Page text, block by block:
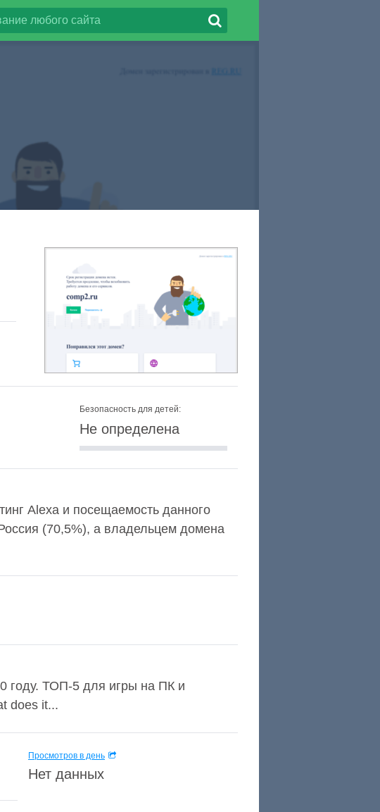
Безопасность для детей:
Не определена
Alexa и посещаемость данного
(70,5%), а владельцем домена
году. ТОП-5 для игры на ПК и
does it...
Просмотров в день
Нет данных